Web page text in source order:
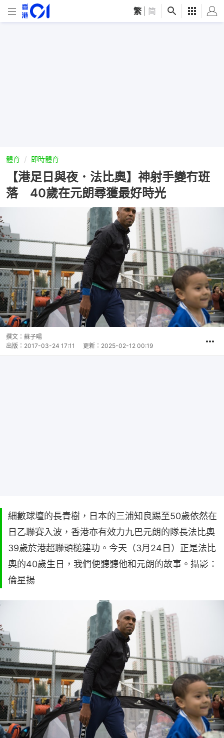
繁 简
體育 即時體育
【港足日與夜．法比奧】神射手變冇班
落 40歲在元朗尋獲最好時光
撰文： 蘇子暘
出版： 2017-03-24 17:11 更新： 2025-02-12 00:19
細數球壇的長青樹，日本的三浦知良踢至50歲依然在
日乙聯賽入波，香港亦有效力九巴元朗的隊長法比奧
39歲於港超聯頭槌建功。今天（3月24日）正是法比
奧的40歲生日，我們便聽聽他和元朗的故事。攝影：
倫星揚